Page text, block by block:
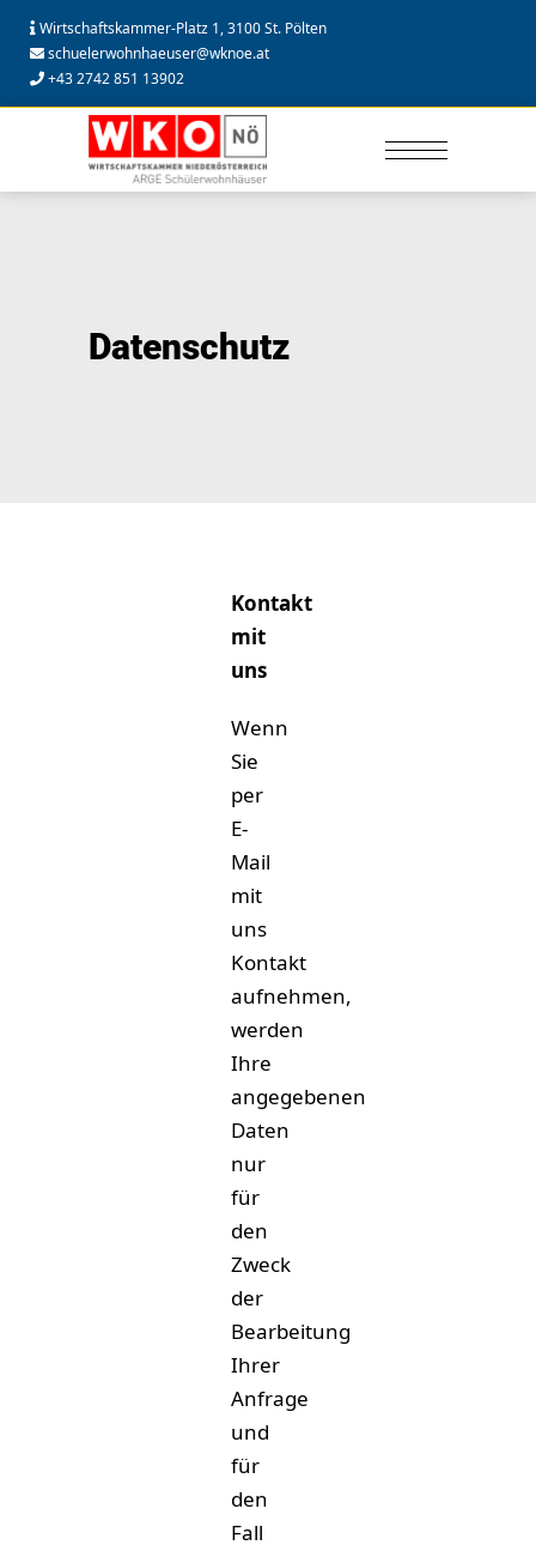
Wirtschaftskammer-Platz 1, 3100 St. Pölten
schuelerwohnhaeuser@wknoe.at
+43 2742 851 13902
Datenschutz
Kontakt
mit
uns
Wenn
Sie
per
E-
Mail
mit
uns
Kontakt
aufnehmen,
werden
Ihre
angegebenen
Daten
nur
für
den
Zweck
der
Bearbeitung
Ihrer
Anfrage
und
für
den
Fall